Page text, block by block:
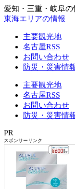
愛知・三重・岐阜
東海エリアの情報
主要観光地
名古屋RSS
お問い合わせ
防災・災害情
主要観光地
名古屋RSS
お問い合わせ
防災・災害情
PR
スポンサーリンク